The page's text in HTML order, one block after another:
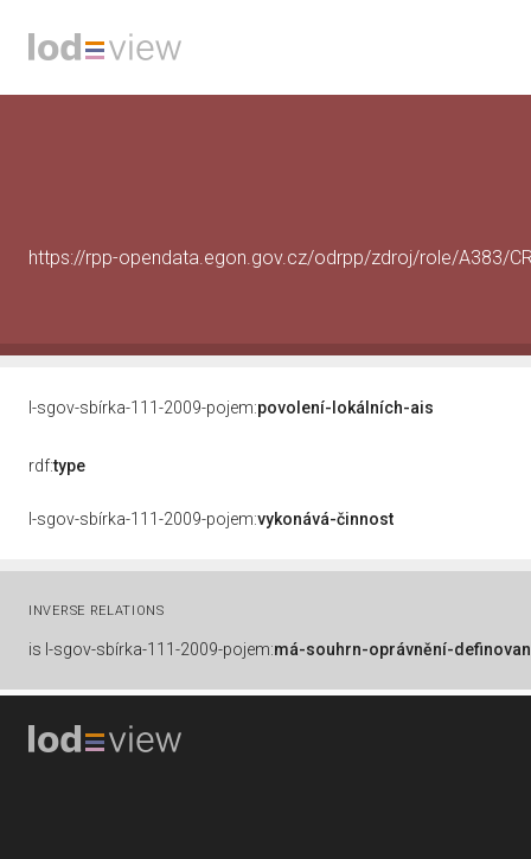
https://rpp-opendata.egon.gov.cz/odrpp/zdroj/role/A383/
l-sgov-sbírka-111-2009-pojem:povolení-lokálních-ais
rdf:type
l-sgov-sbírka-111-2009-pojem:vykonává-činnost
INVERSE RELATIONS
is l-sgov-sbírka-111-2009-pojem:má-souhrn-oprávnění-